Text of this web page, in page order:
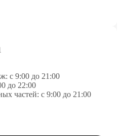
c 9:00 до 21:00
до 22:00
частей: c 9:00 до 21:00